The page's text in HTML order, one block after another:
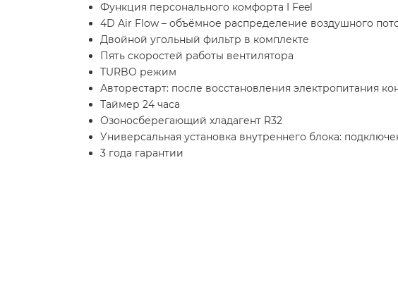
Функция персонального комфорта I Feel
4D Air Flow – объёмное распределение воздушного
Двойной угольный фильтр в комплекте
Пять скоростей работы вентилятора
TURBO режим
Авторестарт: после восстановления электропитания
Таймер 24 часа
Озоносберегающий хладагент R32
Универсальная установка внутреннего блока:
3 года гарантии